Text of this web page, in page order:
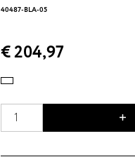
40487-BLA-05
€ 204,97